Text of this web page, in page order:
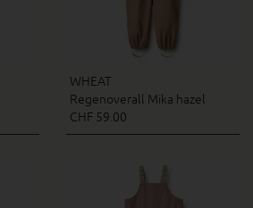
WHEAT
Regenoverall Mika hazel
CHF 59.00